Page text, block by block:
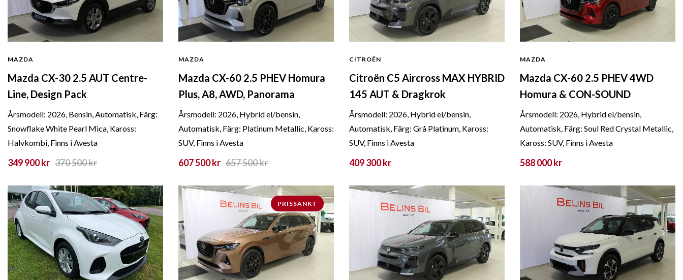
MAZDA
Mazda CX-30 2.5 AUT Centre-
Line, Design Pack
Årsmodell: 2026, Bensin, Automatisk, Färg:
Snowflake White Pearl Mica, Kaross:
Halvkombi, Finns i Avesta
349 900 kr 370 500kr
MAZDA
Mazda CX-60 2.5 PHEV Homura
Plus, A8, AWD, Panorama
Årsmodell: 2026, Hybrid el/bensin,
Automatisk, Färg: Platinum Metallic, Kaross:
SUV, Finns i Avesta
607 500 kr 657 500kr
CITROËN
Citroën C5 Aircross MAX HYBRID
145 AUT & Dragkrok
Årsmodell: 2026, Hybrid el/bensin,
Automatisk, Färg: Grå Platinum, Kaross:
SUV, Finns i Avesta
409 300 kr
MAZDA
Mazda CX-60 2.5 PHEV 4WD
Homura & CON-SOUND
Årsmodell: 2026, Hybrid el/bensin,
Automatisk, Färg: Soul Red Crystal Metallic,
Kaross: SUV, Finns i Avesta
588 000 kr
PRISSÄNKT